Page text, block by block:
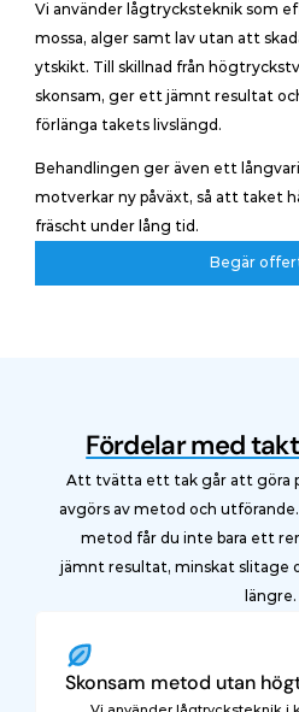
Vi använder lågtrycksteknik som
mossa, alger samt lav utan att
ytskikt. Till skillnad från
skonsam, ger ett jämnt resultat
förlänga takets livslängd.
Behandlingen ger även ett
motverkar ny påväxt, så att taket
fräscht under lång tid.
Begär
Fördelar med
Att tvätta ett tak går att göra
avgörs av metod och
metod får du inte bara ett
jämnt resultat, minskat slitage
längre.
Skonsam metod utan